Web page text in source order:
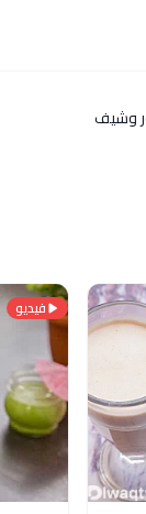
وشيف
فيديو